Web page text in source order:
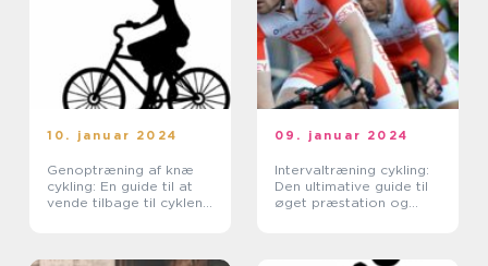
10. januar 2024
Genoptræning af knæ
cykling: En guide til at
vende tilbage til cyklen
09. januar 2024
Intervaltræning cykling:
Den ultimative guide til
øget præstation og